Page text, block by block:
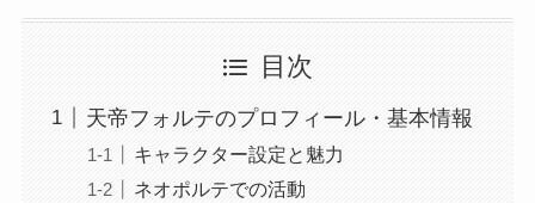
目次
天帝フォルテのプロフィール・基本情報
キャラクター設定と魅力
ネオポルテでの活動